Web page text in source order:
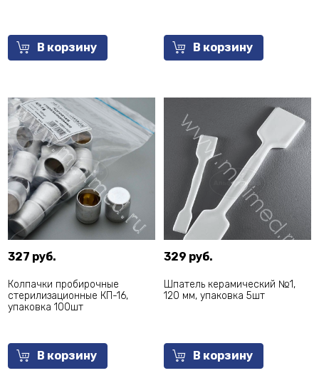
В корзину В корзину
327 руб.
Колпачки пробирочные
стерилизационные КП-16,
упаковка 100шт
В корзину
329 руб.
Шпатель керамический №1,
120 мм, упаковка 5шт
В корзину